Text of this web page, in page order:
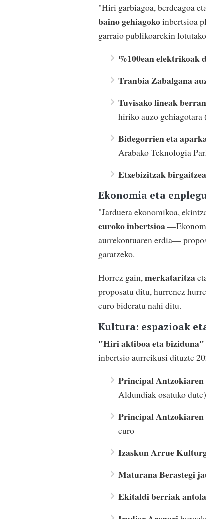
"Hiri garbiagoa, berdeagoa
baino gehiagokoinbertsioa
garraio publikoarekin
%100ean elektrikoak
Tranbia Zabalgana
Tuvisako lineak
hiriko auzo
Bidegorrien eta
Arabako Teknologia
Etxebizitzak birgaitzea
Ekonomia eta
"Jarduera ekonomikoa,
euroko inbertsioa
aurrekontuaren erdia—
garatzeko.
Horrez gain, merkataritza
proposatu ditu, hurrenez
euro bideratu nahi ditu.
Kultura: espazioak
"Hiri aktiboa eta biziduna"
inbertsio aurreikusi dituzte
Principal Antzokiaren
Aldundiak osatuko dute)
Principal Antzokiaren
euro
Izaskun Arrue
Maturana Berastegi
Ekitaldi berriak